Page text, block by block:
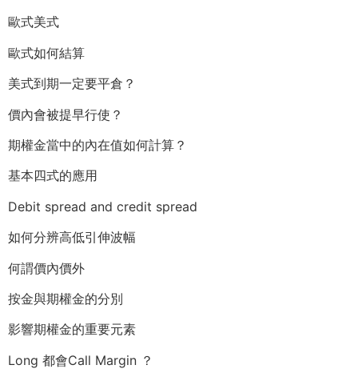
歐式美式
歐式如何結算
美式到期一定要平倉？
價內會被提早行使？
期權金當中的內在值如何計算？
基本四式的應用
Debit spread and credit spread
如何分辨高低引伸波幅
何謂價內價外
按金與期權金的分別
影響期權金的重要元素
Long 都會Call Margin ？